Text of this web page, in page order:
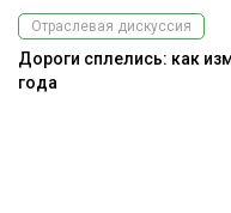
Отраслевая дискуссия
Дороги сплелись: как
года